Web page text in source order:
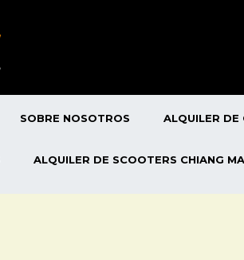
SOBRE NOSOTROS ALQUILER DE
ALQUILER DE SCOOTERS CHIANG